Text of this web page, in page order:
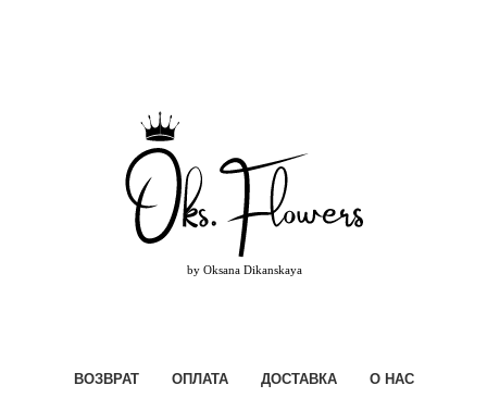
ВОЗВРАТ ОПЛАТА ДОСТАВКА О НАС